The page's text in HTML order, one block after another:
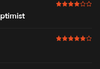
4 av 6 i
5 av 6 i